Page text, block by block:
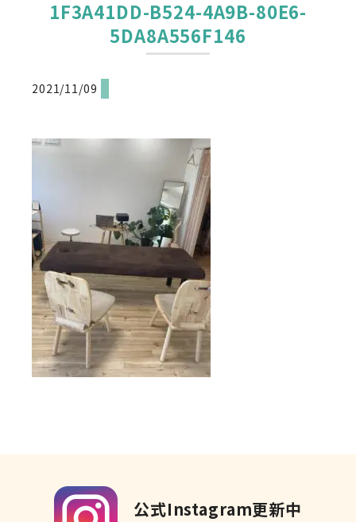
1F3A41DD-B524-4A9B-80E6-
5DA8A556F146
2021/11/09
公式Instagram更新中